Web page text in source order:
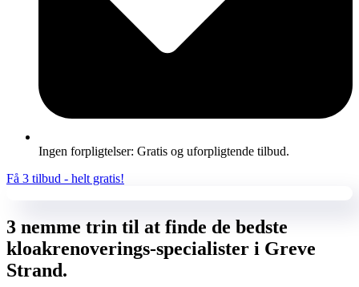
Ingen forpligtelser: Gratis og uforpligtende tilbud.
Få 3 tilbud - helt gratis!
3 nemme trin til at finde de bedste
kloakrenoverings-specialister i Greve
Strand.